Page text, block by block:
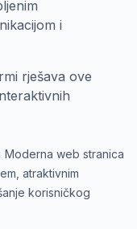
i
rješava ove
Moderna web stranica
atraktivnim
korisničkog